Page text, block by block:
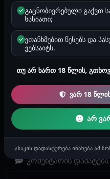
არის დამატებული.
შემთხვევითი ისტორია
მამიდ...
ეს ისტორია
მქონე მომხმარებლებისთვის.
კომენტარის დამატება
გაცნობიერებული გაქვთ
ხასიათი;
ეთანხმებით წესებს და
ვებსაიტს.
თუ არ ხართ 18 წლის,
ვარ 18
არ
ასაკის დადასტურება ინახება